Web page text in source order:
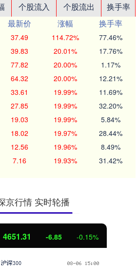
个股流入 个股流出
换手率
最新价 涨幅
换手率
37.49 114.72% 77.46%
39.83 20.01% 17.76%
77.82 20.00% 1.17%
64.32 20.00% 12.21%
33.61 19.99% 11.69%
27.85 19.99% 32.20%
19.03 19.99% 5.84%
18.02 19.97% 28.44%
12.56 19.96% 8.49%
7.16 19.93% 31.42%
京行情 实时轮播
-6.85 -0.15%